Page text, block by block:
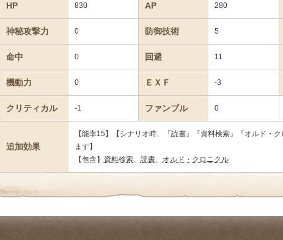
HP 830 AP 280
神秘攻撃力 0 防御技術 5
命中 0 回避 11
機動力 0 ＥＸＦ -3
クリティカル -1 ファンブル 0
追加効果
【能率15】【シナリオ時、『読書』『資料検索』『オルド・
ます】
【包含】
資料検索、 読書、 オルド・クロニクル